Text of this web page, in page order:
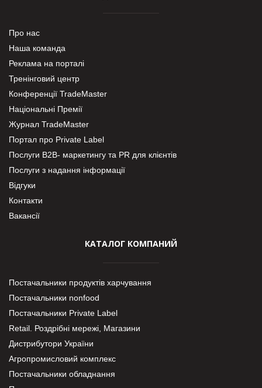
Про нас
Наша команда
Реклама на порталі
Тренінговий центр
Конференції TradeMaster
Національні Премії
Журнал TradeMaster
Портал про Private Label
Послуги В2В- маркетингу та PR для клієнтів
Послуги з надання інформації
Відгуки
Контакти
Вакансії
КАТАЛОГ КОМПАНИЙ
Постачальники продуктів харчування
Постачальники nonfood
Постачальники Private Label
Retail. Роздрібні мережі, Магазини
Дистрибутори України
Агропромисловий комплекс
Постачальники обладнання